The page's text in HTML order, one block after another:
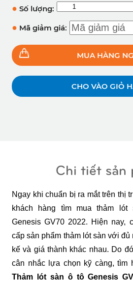
● Số lượng:
● Mã giảm giá:
MUA HÀNG
CHO VÀO GIỎ
Chi tiết sản
Ngay khi chuẩn bị ra mắt trên thị
khách hàng tìm mua thảm lót
Genesis GV70 2022. Hiện nay,
cấp sản phẩm thảm lót sàn với
kế và giá thành khác nhau. Do
cân nhắc lựa chọn kỹ càng, tìm
Thảm lót sàn ô tô Genesis